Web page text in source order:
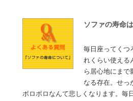
ソファの寿命
毎日座ってくつ
れくらい使える
ら居心地にまで
なる存在。せっ
ボロボロなんて悲しくなります。毎